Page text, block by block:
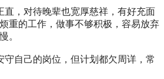
直，对待晚辈也宽厚慈祥，有好充面
重的工作，做事不够积极，容易放弃
。
守自己的岗位，但计划都欠周详，常